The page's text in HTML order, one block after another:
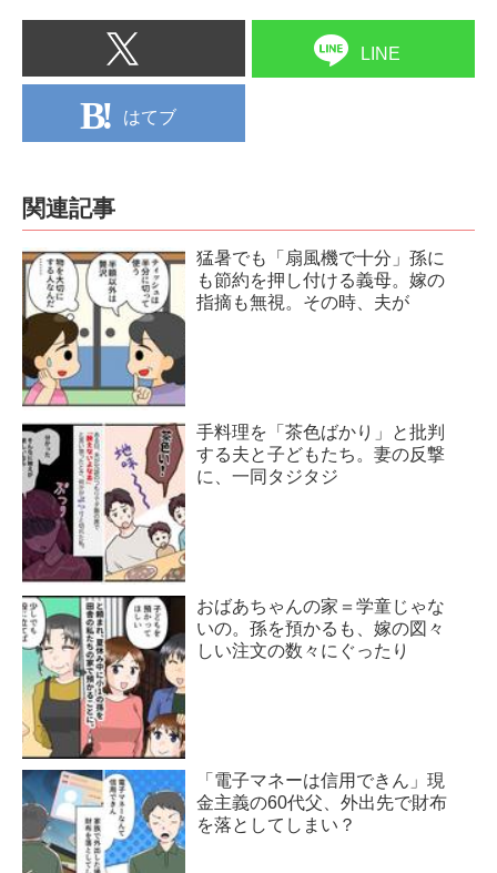
LINE
はてブ
関連記事
猛暑でも「扇風機で十分」孫に
も節約を押し付ける義母。嫁の
指摘も無視。その時、夫が
手料理を「茶色ばかり」と批判
する夫と子どもたち。妻の反撃
に、一同タジタジ
おばあちゃんの家＝学童じゃな
いの。孫を預かるも、嫁の図々
しい注文の数々にぐったり
「電子マネーは信用できん」現
金主義の60代父、外出先で財布
を落としてしまい？